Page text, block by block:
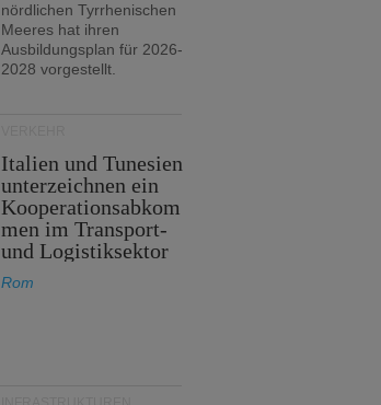
nördlichen Tyrrhenischen
Meeres hat ihren
Ausbildungsplan für 2026-
2028 vorgestellt.
Italien und Tunesien
unterzeichnen ein
Kooperationsabkom
men im Transport-
und Logistiksektor
Rom